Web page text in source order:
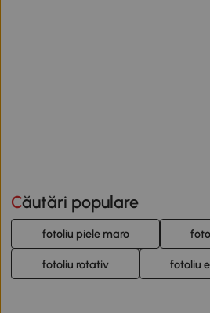
Căutări populare
fotoliu piele maro
fotoliu rotativ fotoliu